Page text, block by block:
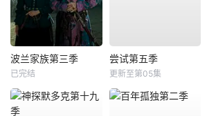
波兰家族第三季
已完结
尝试第五季
更新至第05集